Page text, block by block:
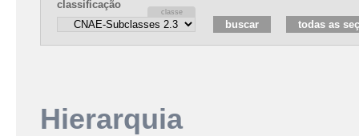
classificação
Hierarquia